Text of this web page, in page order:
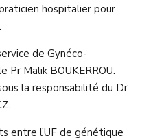
hospitalier pour
de Gynéco-
Pr Malik BOUKERROU.
la responsabilité du Dr
entre l’UF de génétique